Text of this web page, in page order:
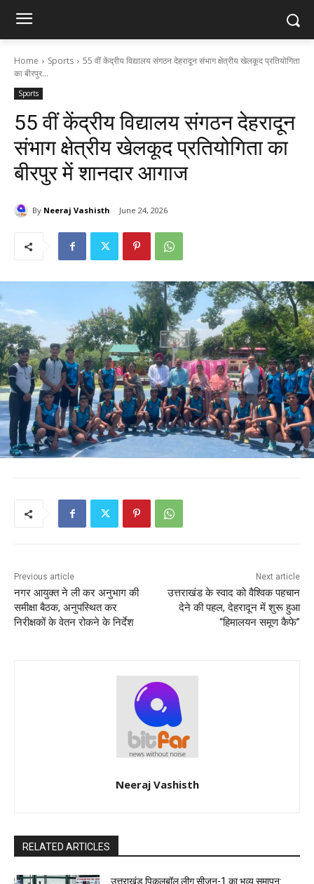
Home Sports
55 वीं केंद्रीय विद्यालय संगठन देहरादून संभाग क्षेत्रीय खेलकूद प्रतियोगिता
का बीरपुर...
Sports
55 वीं केंद्रीय विद्यालय संगठन देहरादून
संभाग क्षेत्रीय खेलकूद प्रतियोगिता का
बीरपुर में शानदार आगाज
By Neeraj Vashisth June 24, 2026
Previous article
नगर आयुक्त ने ली कर अनुभाग की
समीक्षा बैठक, अनुपस्थित कर
निरीक्षकों के वेतन रोकने के निर्देश
Next article
उत्तराखंड के स्वाद को वैश्विक पहचान
देने की पहल, देहरादून में शुरू हुआ
“हिमालयन समूण कैफे”
Neeraj Vashisth
RELATED ARTICLES
उत्तराखंड पिकलबॉल लीग सीजन-1 का भव्य समापन: